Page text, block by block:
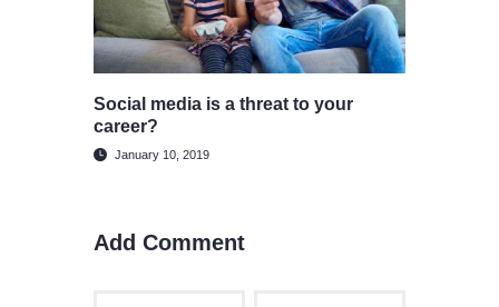
Social media is a threat to your
career?
January 10, 2019
Add Comment